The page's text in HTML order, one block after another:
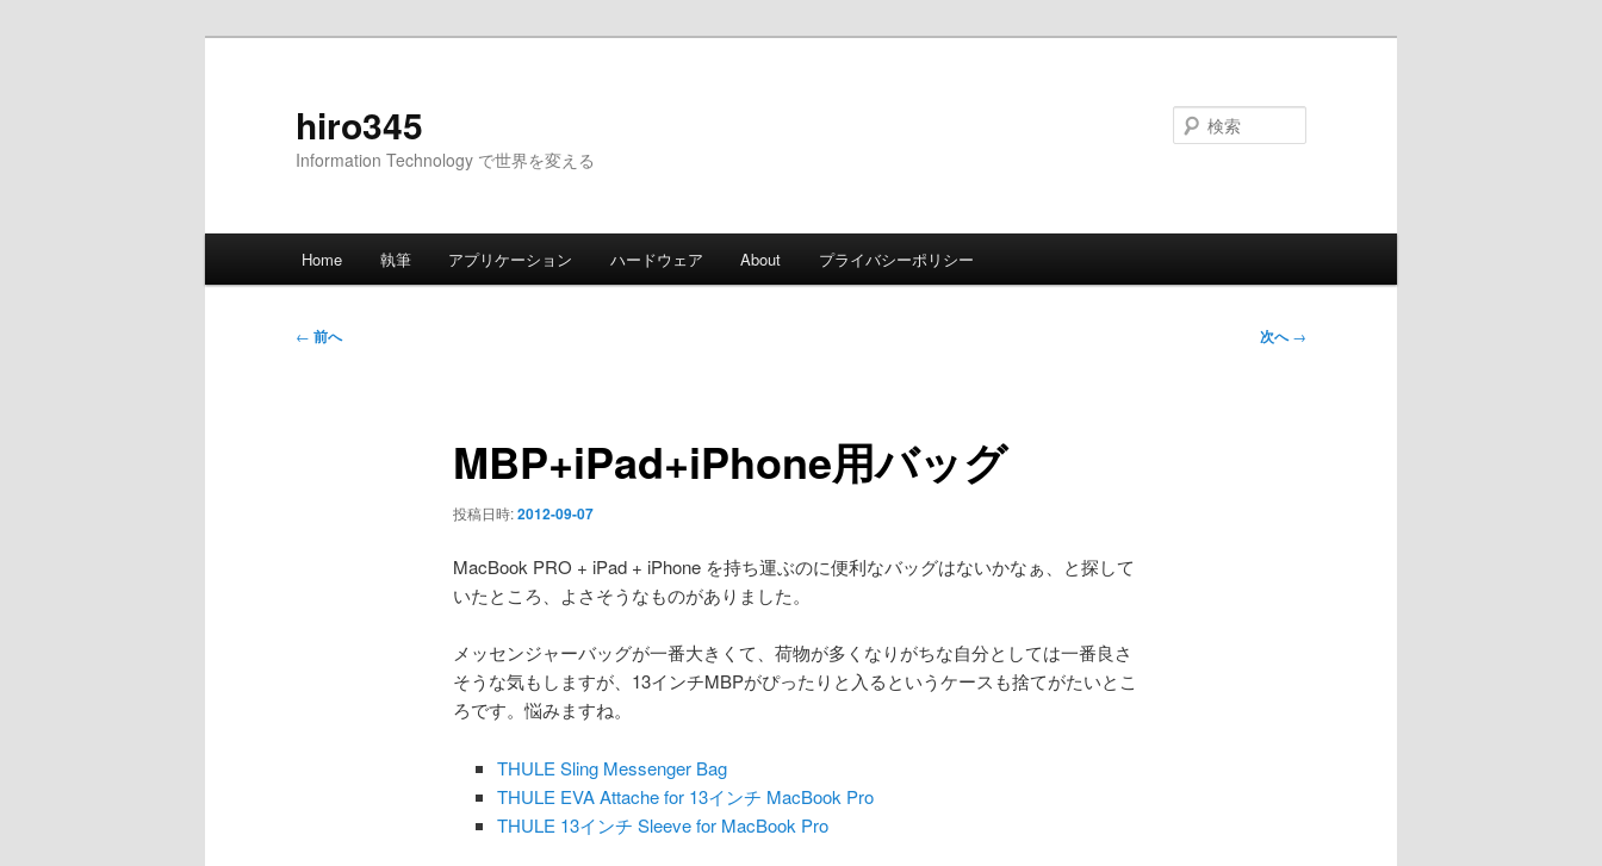
hiro345
Information Technology で世界を変える
Home 執筆 アプリケーション ハードウェア About プライバシーポリシー
投
← 前へ 次へ→
MBP+iPad+iPhone用バッグ
投稿日時:2012-09-07
MacBook PRO + iPad + iPhone を持ち運ぶのに便利なバッグはないかなぁ、と探して
いたところ、よさそうなものがありました。
メッセンジャーバッグが一番大きくて、荷物が多くなりがちな自分としては一番良さ
そうな気もしますが、13インチMBPがぴったりと入るというケースも捨てがたいとこ
ろです。悩みますね。
THULE Sling Messenger Bag
THULE EVA Attache for 13インチ MacBook Pro
THULE 13インチ Sleeve for MacBook Pro